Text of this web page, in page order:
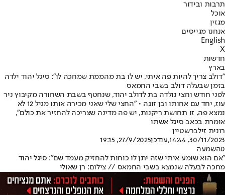
תרבות ובידור
אוכל
מגזין
אנחנו מגייסים
English
X
חדשות
בארץ
"דולב צריך להיות פה איתי, יש לו בת מהממת שמחכה לו": סיגל יהוד ילדה
בזמן שבעלה דולב בשבי החמאס
לפני חודש וחצי נולדה בת לדולב יהוד, שנחטף בשבת השחורה מקיבוץ ניר
עוז, יחד עם אחותו ובן זוגה • "החצי שלי שאני מכירה אותו מגיל 12 לא
נמצא פה, זו תחושת ריקנות, יש פה מדינה שצריכה להחזיר את כולם",
אומרת בכאב סיגל אשתו
רונית זילברשטיין
30/11/2023, 14:44
,עודכן27/9/2025, 19:15
0השמעה
"אם הוא שומע איתי שזה יתן לו כוחות להחזיק מעמד שם": סיגל יהוד
מחכה לבעלה שנמצא בשבי החמאס // צילום: רן שאולי